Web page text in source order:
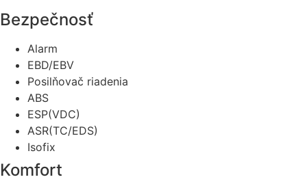
Bezpečnosť
Alarm
EBD/EBV
Posilňovač riadenia
ABS
ESP(VDC)
ASR(TC/EDS)
Isofix
Komfort